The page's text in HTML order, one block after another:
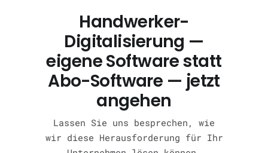
Handwerker-
Digitalisierung —
eigene Software statt
Abo-Software — jetzt
angehen
Lassen Sie uns besprechen, wie
wir diese Herausforderung für Ihr